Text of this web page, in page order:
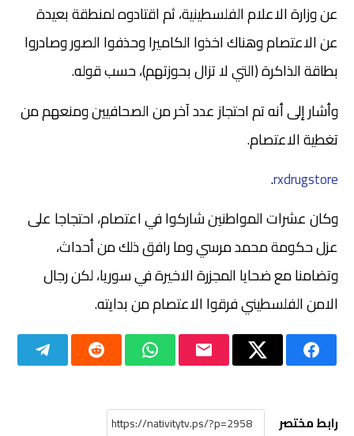
عن وزارة الاعلام الفلسطينية، ثم اقتادوه لمنطقة بعيدة
عن الاعتصام وهناك اخذوا الكاميرا وحذفوا الصور وصادروا
بطاقة الذاكرة (التي لا تزال بحوزتهم)، حسب قوله.
وأشار إلى أنه تم احتجاز عدد آخر من الصحافيين ومنعهم من
تغطية الاعتصام.
rxdrugstore
.
وكان عشرات المواطنين شاركوا في اعتصام، احتجاجا على
عزل حكومة محمد مرسي وما رافق ذلك من أحداث،
وتضامنا مع ضحايا المجزرة الاخيرة في سوريا، لكن رجال
الامن الفلسطيني فرقوا الاعتصام من بدايته.
رابط مختصر